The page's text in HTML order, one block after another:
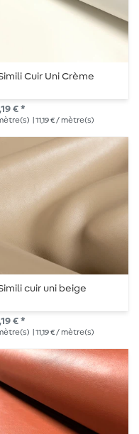
Cuir Uni Crème
€ *
| 11,19 € / mètre(s)
cuir uni beige
€ *
| 11,19 € / mètre(s)